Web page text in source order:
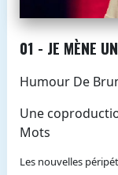
01 - JE MÈNE
Humour De
Une
Mots
Les nouvelles